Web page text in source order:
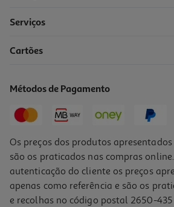
Serviços
Cartões
Métodos de Pagamento
Os preços dos produtos
são os praticados nas compras
autenticação do cliente os preços
apenas como referência e são os
e recolhas no código postal 2650-